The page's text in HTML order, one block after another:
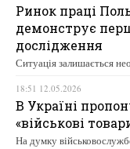
Ринок праці
демонструє
дослідження
Ситуація залишається
18:51 12.05.2026
В Україні
«військові
На думку